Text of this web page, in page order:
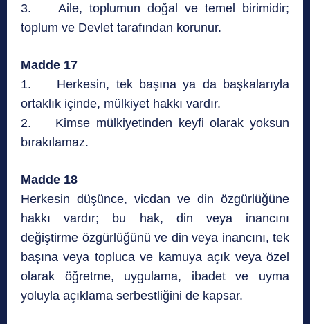
3. Aile, toplumun doğal ve temel birimidir;
toplum ve Devlet tarafından korunur.
Madde 17
1. Herkesin, tek başına ya da başkalarıyla
ortaklık içinde, mülkiyet hakkı vardır.
2. Kimse mülkiyetinden keyfi olarak yoksun
bırakılamaz.
Madde 18
Herkesin düşünce, vicdan ve din özgürlüğüne
hakkı vardır; bu hak, din veya inancını
değiştirme özgürlüğünü ve din veya inancını, tek
başına veya topluca ve kamuya açık veya özel
olarak öğretme, uygulama, ibadet ve uyma
yoluyla açıklama serbestliğini de kapsar.